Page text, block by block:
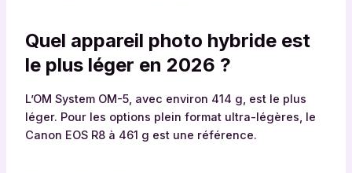
Quel appareil photo hybride est
le plus léger en 2026 ?
L’OM System OM-5, avec environ 414 g, est le plus
léger. Pour les options plein format ultra-légères, le
Canon EOS R8 à 461 g est une référence.